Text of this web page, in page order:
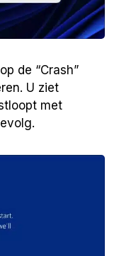
de “Crash”
U ziet
met